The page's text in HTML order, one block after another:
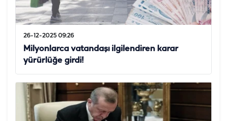
26-12-2025 09:26
Milyonlarca vatandaşı ilgilendiren karar
yürürlüğe girdi!